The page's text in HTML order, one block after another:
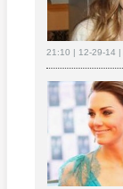
21:10 | 12-29-14 |